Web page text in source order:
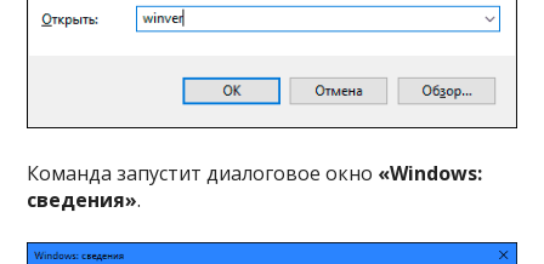
Команда запустит диалоговое окно «Windows:
сведения».